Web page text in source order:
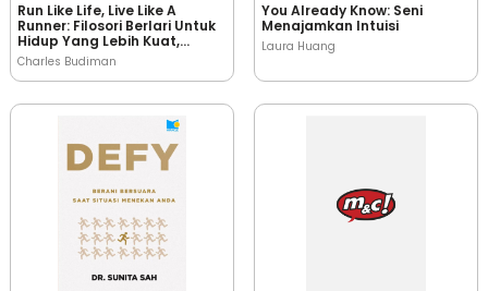
Run Like Life, Live Like A
Runner: Filosori Berlari Untuk
Hidup Yang Lebih Kuat,
Tangguh, Dan Bermakna
Charles Budiman
You Already Know: Seni
Menajamkan Intuisi
Laura Huang